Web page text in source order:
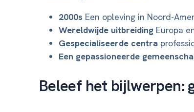
2000s Een opleving in Noord-
Wereldwijde uitbreiding Europa
Gespecialiseerde centra
Een gepassioneerde
Beleef het bijlwerpen: